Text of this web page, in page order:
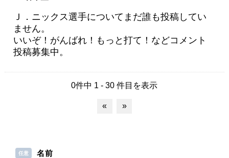
Ｊ．ニックス選手についてまだ誰も投稿してい
ません。
いいぞ！がんばれ！もっと打て！などコメント
投稿募集中。
0件中 1 - 30 件目を表示
« »
任意 名前